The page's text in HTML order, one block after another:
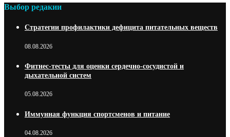
Выбор редакии
Стратегии профилактики дефицита питательных веществ
08.08.2026
Фитнес-тесты для оценки сердечно-сосудистой и
дыхательной систем
05.08.2026
Иммунная функция спортсменов и питание
04.08.2026